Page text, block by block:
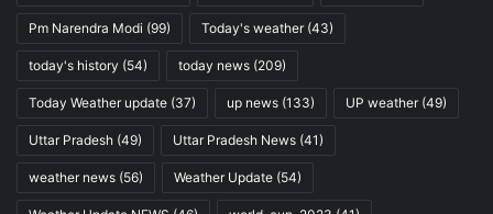
Pm Narendra Modi (99) Today's weather(43)
today's history (54) today news (209)
Today Weather update (37) up news (133) UP weather(49)
Uttar Pradesh (49) Uttar Pradesh News (41)
weather news (56) Weather Update (54)